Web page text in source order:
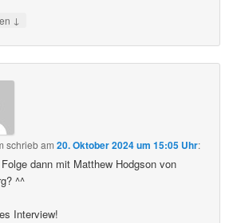
↓
schriebam20. Oktober 2024 um 15:05 Uhr:
dann mit Matthew Hodgson von
^^
Interview!